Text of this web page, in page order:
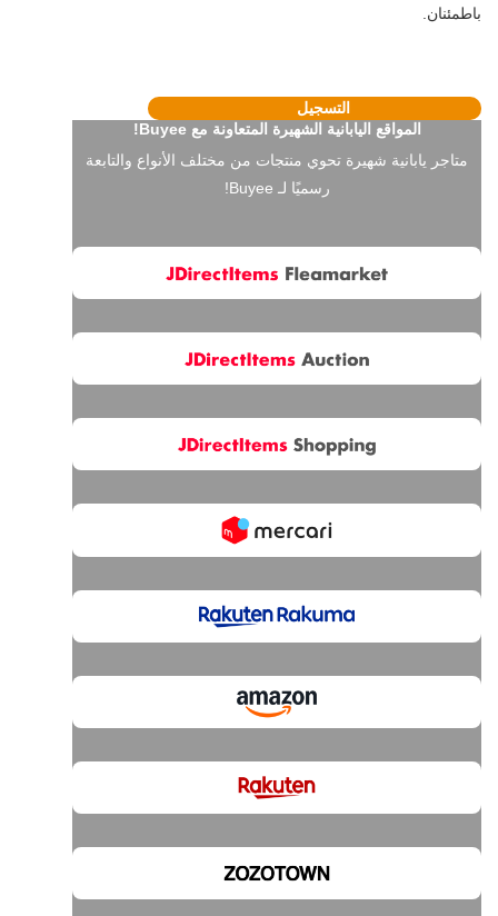
باطمئنان.
التسجيل
المواقع اليابانية الشهيرة المتعاونة مع Buyee!
متاجر يابانية شهيرة تحوي منتجات من مختلف الأنواع والتابعة
رسميًا لـ Buyee!